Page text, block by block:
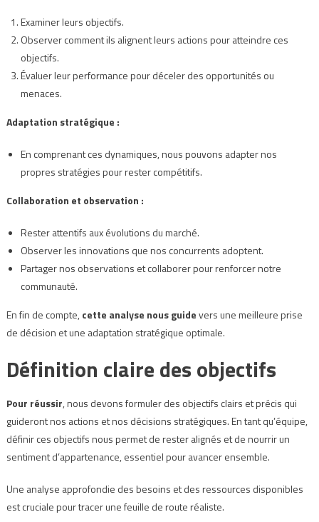
Examiner leurs objectifs.
Observer comment ils alignent leurs actions pour atteindre ces
objectifs.
Évaluer leur performance pour déceler des opportunités ou
menaces.
Adaptation stratégique :
En comprenant ces dynamiques, nous pouvons adapter nos
propres stratégies pour rester compétitifs.
Collaboration et observation :
Rester attentifs aux évolutions du marché.
Observer les innovations que nos concurrents adoptent.
Partager nos observations et collaborer pour renforcer notre
communauté.
En fin de compte,cette analyse nous guidevers une meilleure prise
de décision et une adaptation stratégique optimale.
Définition claire des objectifs
Pour réussir, nous devons formuler des objectifs clairs et précis qui
guideront nos actions et nos décisions stratégiques. En tant qu’équipe,
définir ces objectifs nous permet de rester alignés et de nourrir un
sentiment d’appartenance, essentiel pour avancer ensemble.
Une analyse approfondie des besoins et des ressources disponibles
est cruciale pour tracer une feuille de route réaliste.